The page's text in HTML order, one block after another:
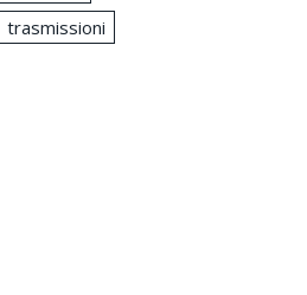
trasmissioni